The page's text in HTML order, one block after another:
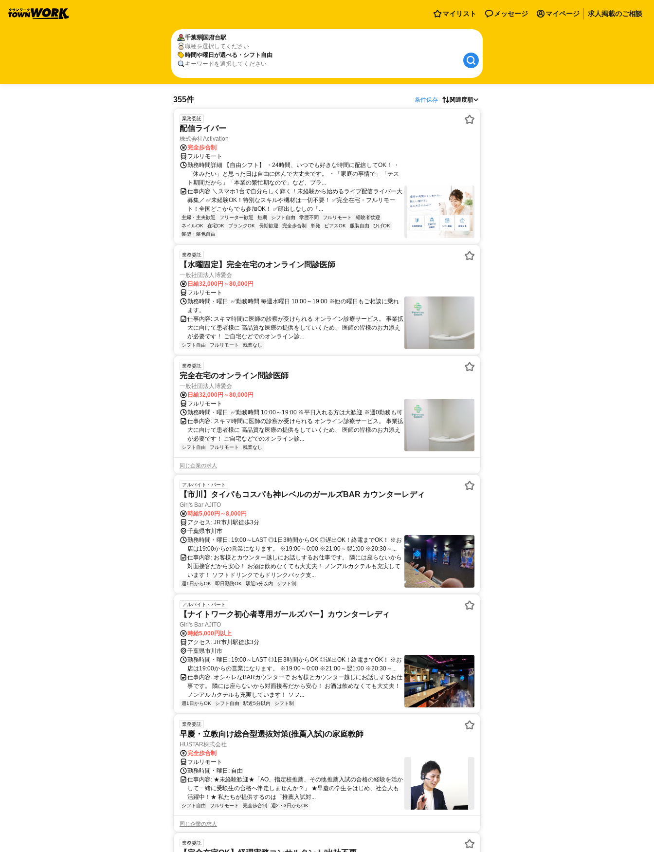
マイリスト メッセージ マイページ 求人掲載のご相談
千葉県 国府台駅
職種を選択してください
時間や曜日が選べる・シフト自由
キーワードを選択してください
355件 条件保存 関連度順
業務委託
配信ライバー
株式会社Activation
完全歩合制
フルリモート
勤務時間詳細 【自由シフト】 ・24時間、いつでも好きな時間に配信してOK！ ・
「休みたい」と思った日は自由に休んで大丈夫です。 ・「家庭の事情で」「テス
ト期間だから」「本業の繁忙期なので」など、プラ...
仕事内容 ＼スマホ1台で自分らしく輝く！未経験から始めるライブ配信ライバー大
募集／ ✅未経験OK！特別なスキルや機材は一切不要！ ✅完全在宅・フルリモー
ト！全国どこからでも参加OK！ ✅顔出しなしの「...
主婦・主夫歓迎 フリーター歓迎 短期 シフト自由 学歴不問 フルリモート
経験者歓迎
ネイルOK
在宅OK ブランクOK 長期歓迎 完全歩合制 単発 ピアスOK 服装自由
ひげOK
髪型・髪色自由
業務委託
【水曜固定】完全在宅のオンライン問診医師
一般社団法人博愛会
日給32,000円～80,000円
フルリモート
勤務時間・曜日: ✅勤務時間 毎週水曜日 10:00～19:00 ※他の曜日もご相談に乗れ
ます。
仕事内容: スキマ時間に医師の診察が受けられる オンライン診療サービス。 事業拡
大に向けて患者様に 高品質な医療の提供をしていくため、 医師の皆様のお力添え
が必要です！ ご自宅などでのオンライン診...
シフト自由 フルリモート 残業なし
業務委託
完全在宅のオンライン問診医師
一般社団法人博愛会
日給32,000円～80,000円
フルリモート
勤務時間・曜日: ✅勤務時間 10:00～19:00 ※平日入れる方は大歓迎 ※週0勤務も可
仕事内容: スキマ時間に医師の診察が受けられる オンライン診療サービス。 事業拡
大に向けて患者様に 高品質な医療の提供をしていくため、 医師の皆様のお力添え
が必要です！ ご自宅などでのオンライン診...
シフト自由 フルリモート 残業なし
同じ企業の求人
アルバイト・パート
【市川】タイパもコスパも神レベルのガールズBAR カウンターレディ
Girl's Bar AJITO
時給5,000円～8,000円
アクセス: JR市川駅徒歩3分
千葉県市川市
勤務時間・曜日: 19:00～LAST ◎1日3時間からOK ◎遅出OK！終電までOK！ ※お
店は19:00からの営業になります。 ※19:00～0:00 ※21:00～翌1:00 ※20:30～...
仕事内容: お客様とカウンター越しにお話しするお仕事です。 隣には座らないから
対面接客だから安心！ お酒は飲めなくても大丈夫！ ノンアルカクテルも充実して
います！ ソフトドリンクでもドリンクバック支...
週1日からOK 即日勤務OK 駅近5分以内 シフト制
アルバイト・パート
【ナイトワーク初心者専用ガールズバー】カウンターレディ
Girl's Bar AJITO
時給5,000円以上
アクセス: JR市川駅徒歩3分
千葉県市川市
勤務時間・曜日: 19:00～LAST ◎1日3時間からOK ◎遅出OK！終電までOK！ ※お
店は19:00からの営業になります。 ※19:00～0:00 ※21:00～翌1:00 ※20:30～...
仕事内容: オシャレなBARカウンターで お客様とカウンター越しにお話しするお仕
事です。 隣には座らないから対面接客だから安心！ お酒は飲めなくても大丈夫！
ノンアルカクテルも充実しています！ ソフ...
週1日からOK シフト自由 駅近5分以内 シフト制
業務委託
早慶・立教向け総合型選抜対策(推薦入試)の家庭教師
HUSTAR株式会社
完全歩合制
フルリモート
勤務時間・曜日: 自由
仕事内容: ★未経験歓迎★「AO、指定校推薦、その他推薦入試の合格の経験を活か
して一緒に受験生の合格へ伴走しませんか？」 ★早慶の学生をはじめ、社会人も
活躍中！★ 私たちが提供するのは「推薦入試対...
シフト自由 フルリモート 完全歩合制 週2・3日からOK
同じ企業の求人
業務委託